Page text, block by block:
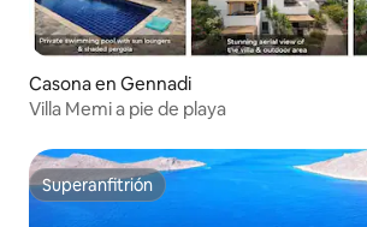
Casona en Gennadi
Villa Memi a pie de playa
Superanfitrión
Superanfitrión